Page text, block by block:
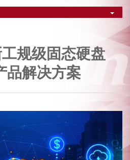
规级固态硬盘
品解决方案